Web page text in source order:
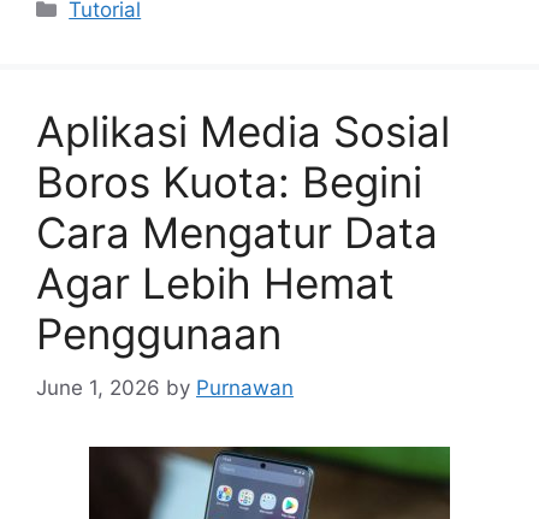
Categories
Tutorial
Aplikasi Media Sosial
Boros Kuota: Begini
Cara Mengatur Data
Agar Lebih Hemat
Penggunaan
June 1, 2026 by Purnawan